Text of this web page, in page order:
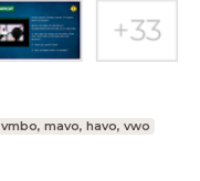
vmbo, mavo, havo, vwo